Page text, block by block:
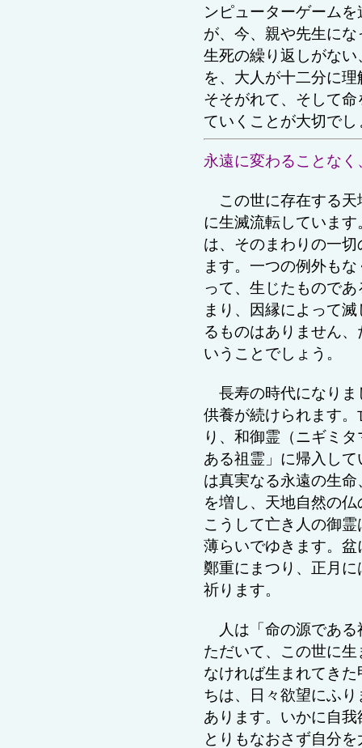
ンピューターゲーム
が、今、親や先生に
生死の繰り返しがな
を、大人が十二分に理
そそがれて、そして
ていくことが大切でし
永遠に変わることな
この世に存在する
に生滅流転しています
は、そのまわりの一
ます。 一つの例外も
って、生じたもので
まり、因縁によって
るものはありません、
いうことでしょう。
長寿の時代になり
供養が続けられます。
り、和御霊（ニギミ
ある祖霊」に帰入し
は真実なる永遠の生
を増し、天地自然の
こうして亡き人の御
薄らいでゆきます。
鄭重にまつり、正月
祈ります。
人は 「命の源である
ただいて、 この世に
なければ生まれてき
ちは、日々欲望にふ
あります。いかに自
とりもなおさず自分